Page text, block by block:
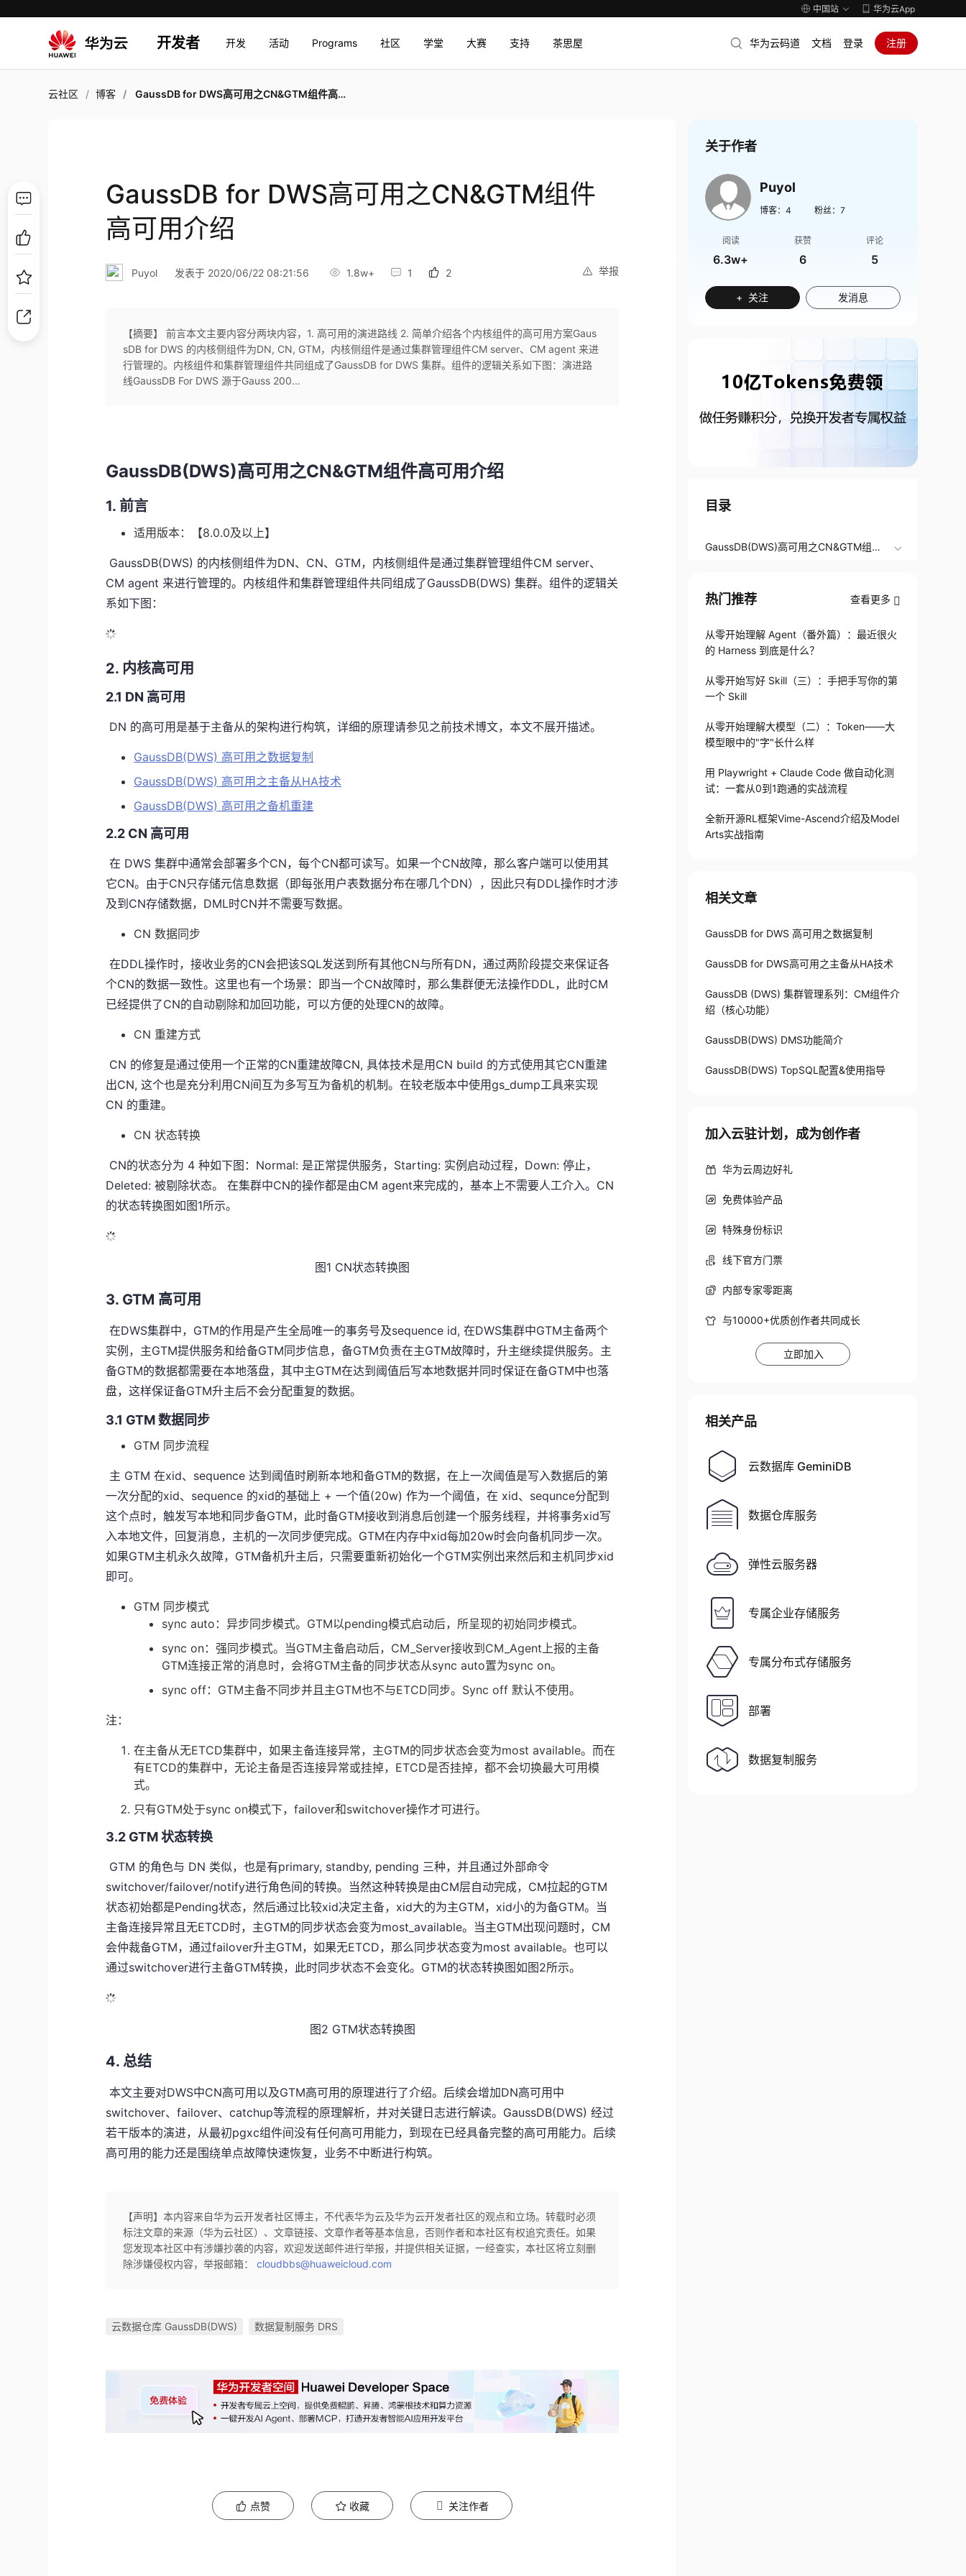
中国站 华为云App
开发者 开发 活动 Programs 社区 学堂 大赛 支持 茶思屋 华为云码道 文档 登录 注册
云社区 博客 GaussDB for DWS高可用之CN&GTM组件高可用介绍
GaussDB for DWS高可用之CN&GTM组件
高可用介绍
举报
Puyol 发表于 2020/06/22 08:21:56 1.8w+ 1 2
【摘要】 前言本文主要内容分两块内容，1. 高可用的演进路线 2. 简单介绍各个内核组件的高可用方案Gaus
sDB for DWS 的内核侧组件为DN, CN, GTM，内核侧组件是通过集群管理组件CM server、CM agent 来进
行管理的。内核组件和集群管理组件共同组成了GaussDB for DWS 集群。组件的逻辑关系如下图：演进路
线GaussDB For DWS 源于Gauss 200...
GaussDB(DWS)高可用之CN&GTM组件高可用介绍
1. 前言
适用版本：【8.0.0及以上】
​ GaussDB(DWS) 的内核侧组件为DN、CN、GTM，内核侧组件是通过集群管理组件CM server、
CM agent 来进行管理的。内核组件和集群管理组件共同组成了GaussDB(DWS) 集群。组件的逻辑关
系如下图：
2. 内核高可用
2.1 DN 高可用
​ DN 的高可用是基于主备从的架构进行构筑，详细的原理请参见之前技术博文，本文不展开描述。
GaussDB(DWS) 高可用之数据复制
GaussDB(DWS) 高可用之主备从HA技术
GaussDB(DWS) 高可用之备机重建
2.2 CN 高可用
​ 在 DWS 集群中通常会部署多个CN，每个CN都可读写。如果一个CN故障，那么客户端可以使用其
它CN。由于CN只存储元信息数据（即每张用户表数据分布在哪几个DN），因此只有DDL操作时才涉
及到CN存储数据，DML时CN并不需要写数据。
CN 数据同步
​ 在DDL操作时，接收业务的CN会把该SQL发送到所有其他CN与所有DN，通过两阶段提交来保证各
个CN的数据一致性。这里也有一个场景：即当一个CN故障时，那么集群便无法操作DDL，此时CM
已经提供了CN的自动剔除和加回功能，可以方便的处理CN的故障。
CN 重建方式
​ CN 的修复是通过使用一个正常的CN重建故障CN, 具体技术是用CN build 的方式使用其它CN重建
出CN, 这个也是充分利用CN间互为多写互为备机的机制。在较老版本中使用gs_dump工具来实现
CN 的重建。
CN 状态转换
​ CN的状态分为 4 种如下图：Normal: 是正常提供服务，Starting: 实例启动过程，Down: 停止，
Deleted: 被剔除状态。 在集群中CN的操作都是由CM agent来完成的，基本上不需要人工介入。CN
的状态转换图如图1所示。
图1 CN状态转换图
3. GTM 高可用
​ 在DWS集群中，GTM的作用是产生全局唯一的事务号及sequence id, 在DWS集群中GTM主备两个
实例，主GTM提供服务和给备GTM同步信息，备GTM负责在主GTM故障时，升主继续提供服务。主
备GTM的数据都需要在本地落盘，其中主GTM在达到阈值后写本地数据并同时保证在备GTM中也落
盘，这样保证备GTM升主后不会分配重复的数据。
3.1 GTM 数据同步
GTM 同步流程
​ 主 GTM 在xid、sequence 达到阈值时刷新本地和备GTM的数据，在上一次阈值是写入数据后的第
一次分配的xid、sequence 的xid的基础上 + 一个值(20w) 作为一个阈值，在 xid、sequnce分配到
这个点时，触发写本地和同步备GTM，此时备GTM接收到消息后创建一个服务线程，并将事务xid写
入本地文件，回复消息，主机的一次同步便完成。GTM在内存中xid每加20w时会向备机同步一次。
如果GTM主机永久故障，GTM备机升主后，只需要重新初始化一个GTM实例出来然后和主机同步xid
即可。
GTM 同步模式
sync auto：异步同步模式。GTM以pending模式启动后，所呈现的初始同步模式。
sync on：强同步模式。当GTM主备启动后，CM_Server接收到CM_Agent上报的主备
GTM连接正常的消息时，会将GTM主备的同步状态从sync auto置为sync on。
sync off：GTM主备不同步并且主GTM也不与ETCD同步。Sync off 默认不使用。
注：
在主备从无ETCD集群中，如果主备连接异常，主GTM的同步状态会变为most available。而在
有ETCD的集群中，无论主备是否连接异常或挂掉，ETCD是否挂掉，都不会切换最大可用模
式。
只有GTM处于sync on模式下，failover和switchover操作才可进行。
3.2 GTM 状态转换
​ GTM 的角色与 DN 类似，也是有primary, standby, pending 三种，并且通过外部命令
switchover/failover/notify进行角色间的转换。当然这种转换是由CM层自动完成，CM拉起的GTM
状态初始都是Pending状态，然后通过比较xid决定主备，xid大的为主GTM，xid小的为备GTM。当
主备连接异常且无ETCD时，主GTM的同步状态会变为most_available。当主GTM出现问题时，CM
会仲裁备GTM，通过failover升主GTM，如果无ETCD，那么同步状态变为most available。也可以
通过switchover进行主备GTM转换，此时同步状态不会变化。GTM的状态转换图如图2所示。
图2 GTM状态转换图
4. 总结
​ 本文主要对DWS中CN高可用以及GTM高可用的原理进行了介绍。后续会增加DN高可用中
switchover、failover、catchup等流程的原理解析，并对关键日志进行解读。GaussDB(DWS) 经过
若干版本的演进，从最初pgxc组件间没有任何高可用能力，到现在已经具备完整的高可用能力。后续
高可用的能力还是围绕单点故障快速恢复，业务不中断进行构筑。
【声明】本内容来自华为云开发者社区博主，不代表华为云及华为云开发者社区的观点和立场。转载时必须
标注文章的来源（华为云社区）、文章链接、文章作者等基本信息，否则作者和本社区有权追究责任。如果
您发现本社区中有涉嫌抄袭的内容，欢迎发送邮件进行举报，并提供相关证据，一经查实，本社区将立刻删
除涉嫌侵权内容，举报邮箱：cloudbbs@huaweicloud.com
云数据仓库 GaussDB(DWS) 数据复制服务 DRS
点赞 收藏 关注作者
关于作者
Puyol
博客： 4 粉丝： 7
阅读
6.3w+
获赞
6
评论
5
+ 关注 发消息
目录
GaussDB(DWS)高可用之CN&GTM组件
热门推荐 查看更多
从零开始理解 Agent（番外篇）：最近很火
的 Harness 到底是什么？
从零开始写好 Skill（三）：手把手写你的第
一个 Skill
从零开始理解大模型（二）：Token——大
模型眼中的"字"长什么样
用 Playwright + Claude Code 做自动化测
试：一套从0到1跑通的实战流程
全新开源RL框架Vime-Ascend介绍及Model
Arts实战指南
相关文章
GaussDB for DWS 高可用之数据复制
GaussDB for DWS高可用之主备从HA技术
GaussDB (DWS) 集群管理系列：CM组件介
绍（核心功能）
GaussDB(DWS) DMS功能简介
GaussDB(DWS) TopSQL配置&使用指导
加入云驻计划，成为创作者
华为云周边好礼
免费体验产品
特殊身份标识
线下官方门票
内部专家零距离
与10000+优质创作者共同成长
立即加入
相关产品
云数据库 GeminiDB
数据仓库服务
弹性云服务器
专属企业存储服务
专属分布式存储服务
部署
数据复制服务